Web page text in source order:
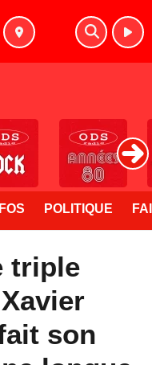
POLITIQUE
triple
son